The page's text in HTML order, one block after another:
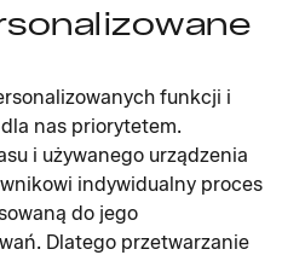
funkcji i
nas priorytetem.
i używanego urządzenia
indywidualny proces
do jego
Dlatego przetwarzanie